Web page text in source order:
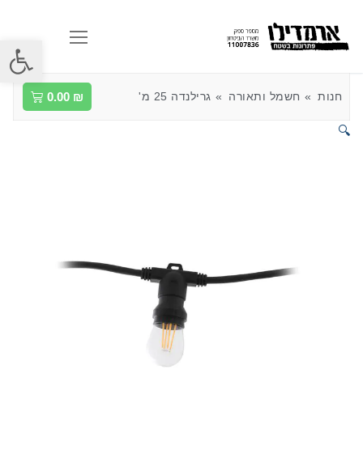
פתח
חנות חשמל ותאורה גרילנדה 25 מ' 0.00 ₪
🔍